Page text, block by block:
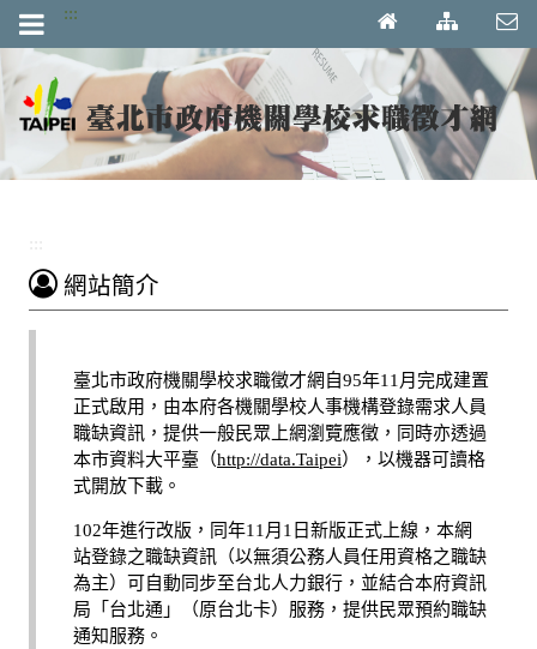
跳到主要內容區塊
:::
網站簡介
臺北市政府機關學校求職徵才網自95年11月完成建置
正式啟用，由本府各機關學校人事機構登錄需求人員
職缺資訊，提供一般民眾上網瀏覽應徵，同時亦透過
本市資料大平臺（http://data.Taipei），以機器可讀格
式開放下載。
102年進行改版，同年11月1日新版正式上線，本網
站登錄之職缺資訊（以無須公務人員任用資格之職缺
為主）可自動同步至台北人力銀行，並結合本府資訊
局「台北通」（原台北卡）服務，提供民眾預約職缺
通知服務。